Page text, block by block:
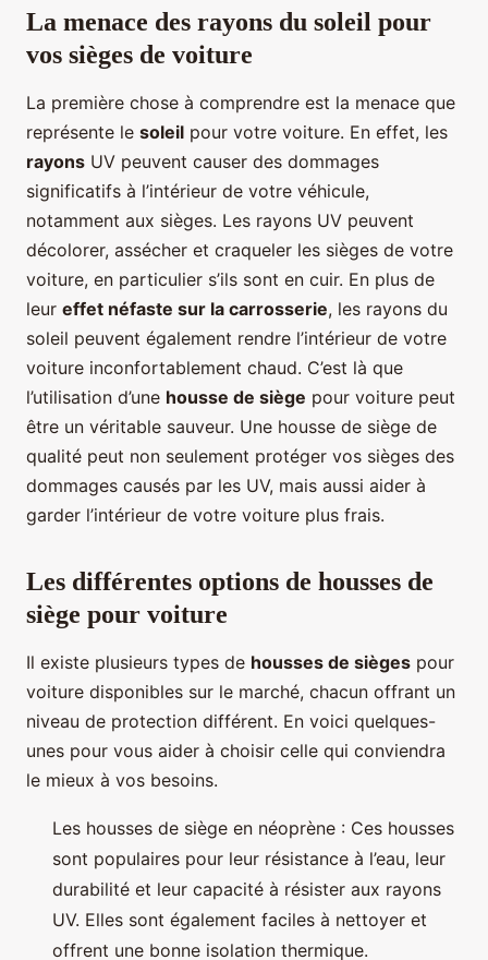
La menace des rayons du soleil pour
vos sièges de voiture
La première chose à comprendre est la menace que
représente le soleil pour votre voiture. En effet, les
rayons UV peuvent causer des dommages
significatifs à l’intérieur de votre véhicule,
notamment aux sièges. Les rayons UV peuvent
décolorer, assécher et craqueler les sièges de votre
voiture, en particulier s’ils sont en cuir. En plus de
leur effet néfaste sur la carrosserie, les rayons du
soleil peuvent également rendre l’intérieur de votre
voiture inconfortablement chaud. C’est là que
l’utilisation d’une housse de siège pour voiture peut
être un véritable sauveur. Une housse de siège de
qualité peut non seulement protéger vos sièges des
dommages causés par les UV, mais aussi aider à
garder l’intérieur de votre voiture plus frais.
Les différentes options de housses de
siège pour voiture
Il existe plusieurs types de housses de sièges pour
voiture disponibles sur le marché, chacun offrant un
niveau de protection différent. En voici quelques-
unes pour vous aider à choisir celle qui conviendra
le mieux à vos besoins.
Les housses de siège en néoprène : Ces housses
sont populaires pour leur résistance à l’eau, leur
durabilité et leur capacité à résister aux rayons
UV. Elles sont également faciles à nettoyer et
offrent une bonne isolation thermique.